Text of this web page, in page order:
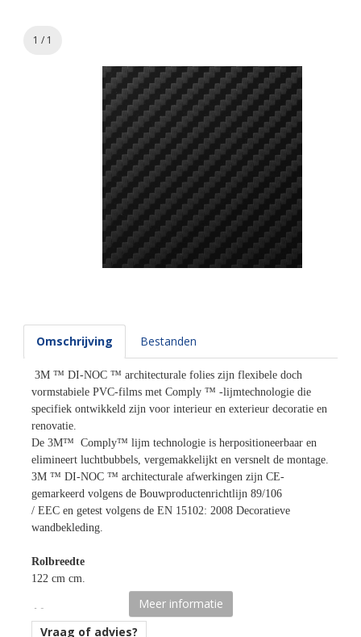
1 / 1
Omschrijving Bestanden
3M ™ DI-NOC ™ architecturale folies zijn flexibele doch
vormstabiele PVC-films met Comply ™ -lijmtechnologie die
specifiek ontwikkeld zijn voor interieur en exterieur decoratie en
renovatie.
De 3M™ Comply™ lijm technologie is herpositioneerbaar en
elimineert luchtbubbels, vergemakkelijkt en versnelt de montage.
3M ™ DI-NOC ™ architecturale afwerkingen zijn CE-
gemarkeerd volgens de Bouwproductenrichtlijn 89/106
/ EEC en getest volgens de EN 15102: 2008 Decoratieve
wandbekleding.
Rolbreedte
122 cm cm.
Afname
minimale afname 5 str.meter.
Meer informatie
Vraag of advies?